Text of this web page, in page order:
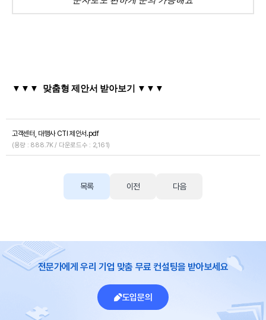
▼ ▼▼ 맞춤형 제안서 받아보기 ▼▼▼
고객센터, 대행사 CTI 제안서.pdf
(용량 : 888.7K / 다운로드수 : 2,161)
목록 이전 다음
전문가에게 우리 기업 맞춤 무료 컨설팅을 받아보세요
도입문의